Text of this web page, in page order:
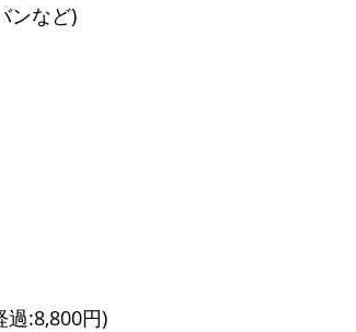
ンなど)
過:8,800円)